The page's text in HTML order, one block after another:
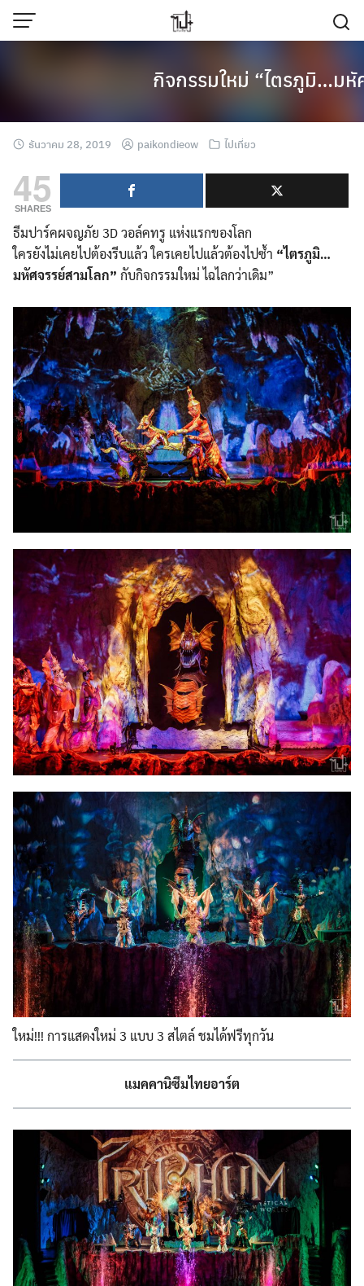
Skip
กิจกรรมใหม่ “ไตรภูมิ…มหั
ธันวาคม 28, 2019 paikondieow ไปเที่ยว
45
SHARES
ธีมปาร์คผจญภัย 3D วอล์คทรู แห่งแรกของโลก
ใครยังไม่เคยไปต้องรีบแล้ว ใครเคยไปแล้วต้องไปซ้ำ “ไตรภูมิ…
มหัศจรรย์สามโลก” กับกิจกรรมใหม่ ไฉไลกว่าเดิม”
ใหม่!!! การแสดงใหม่ 3 แบบ 3 สไตล์ ชมได้ฟรีทุกวัน
แมคคานิซึมไทยอาร์ต